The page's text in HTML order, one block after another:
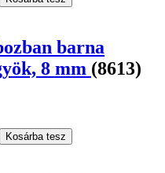
barna
8 mm (8613)